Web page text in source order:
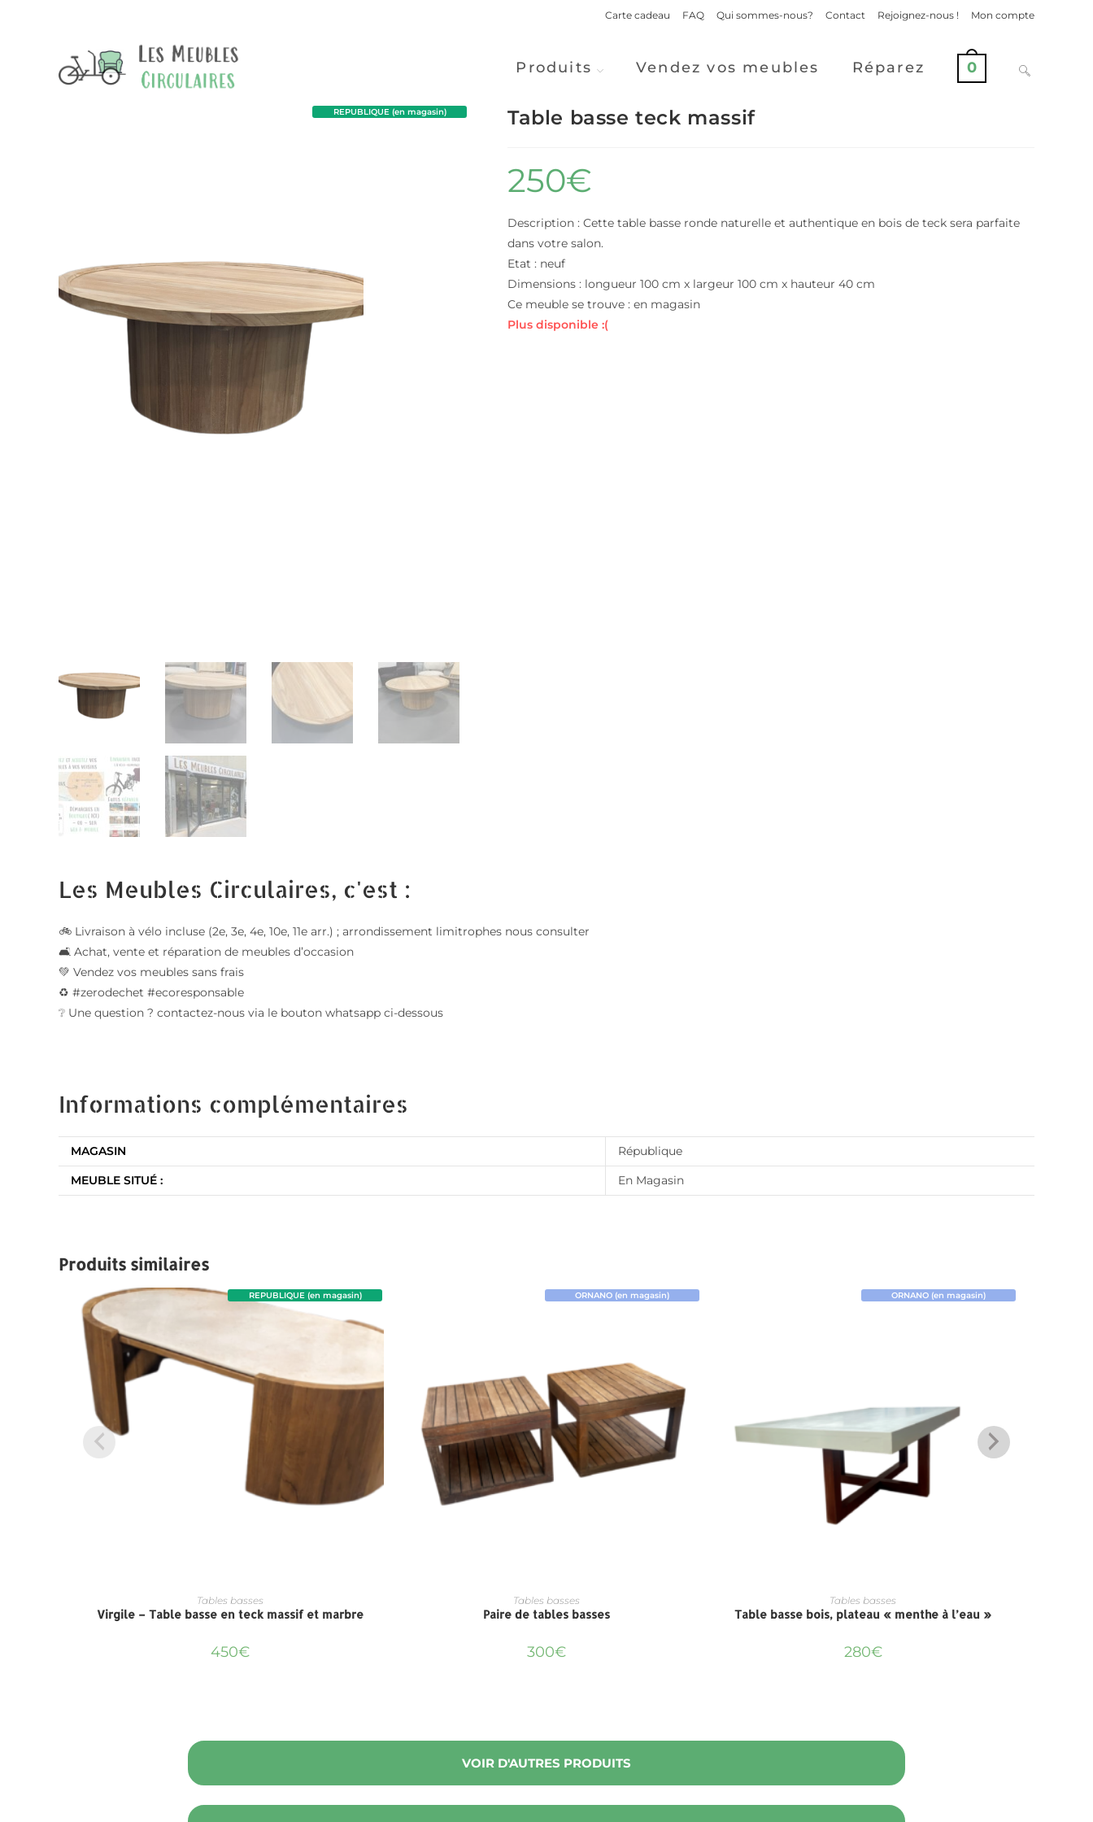
Carte cadeau FAQ Qui sommes-nous? Contact Rejoignez-nous ! Mon compte
Produits Vendez vos meubles Réparez 0
REPUBLIQUE (en magasin) Table basse teck massif
250€
Description : Cette table basse ronde naturelle et authentique en bois de teck sera parfaite
dans votre salon.
Etat : neuf
Dimensions : longueur 100 cm x largeur 100 cm x hauteur 40 cm
Ce meuble se trouve : en magasin
Plus disponible :(
Les Meubles Circulaires, c'est :
🚲 Livraison à vélo incluse (2e, 3e, 4e, 10e, 11e arr.) ; arrondissement limitrophes nous consulter
🛋️ Achat, vente et réparation de meubles d’occasion
💚 Vendez vos meubles sans frais
♻️ #zerodechet #ecoresponsable
❔ Une question ? contactez-nous via le bouton whatsapp ci-dessous
Informations complémentaires
MAGASIN
République
MEUBLE SITUÉ :
En Magasin
Produits similaires
REPUBLIQUE (en magasin)
Tables basses
Virgile – Table basse en teck massif et marbre
450€
ORNANO (en magasin)
Tables basses
Paire de tables basses
300€
ORNANO (en magasin)
Tables basses
Table basse bois, plateau « menthe à l’eau »
280€
VOIR D'AUTRES PRODUITS